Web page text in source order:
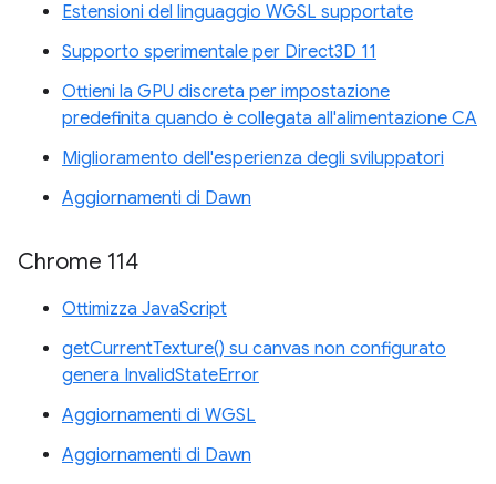
Estensioni del linguaggio WGSL supportate
Supporto sperimentale per Direct3D 11
Ottieni la GPU discreta per impostazione
predefinita quando è collegata all'alimentazione CA
Miglioramento dell'esperienza degli sviluppatori
Aggiornamenti di Dawn
Chrome 114
Ottimizza JavaScript
getCurrentTexture() su canvas non configurato
genera InvalidStateError
Aggiornamenti di WGSL
Aggiornamenti di Dawn